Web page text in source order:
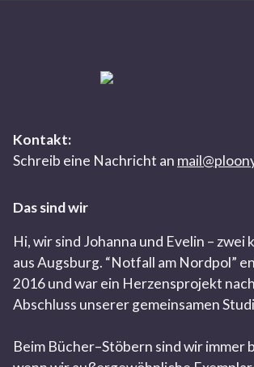
Kontakt:
Schreib eine Nachricht an
Das sind wir
Hi, wir sind Johanna und Evelin –
aus Augsburg. “Notfall am Nordpol”
2016 und war ein Herzensprojekt
Abschluss unserer gemeinsamen
Beim Bücher–Stöbern sind wir immer